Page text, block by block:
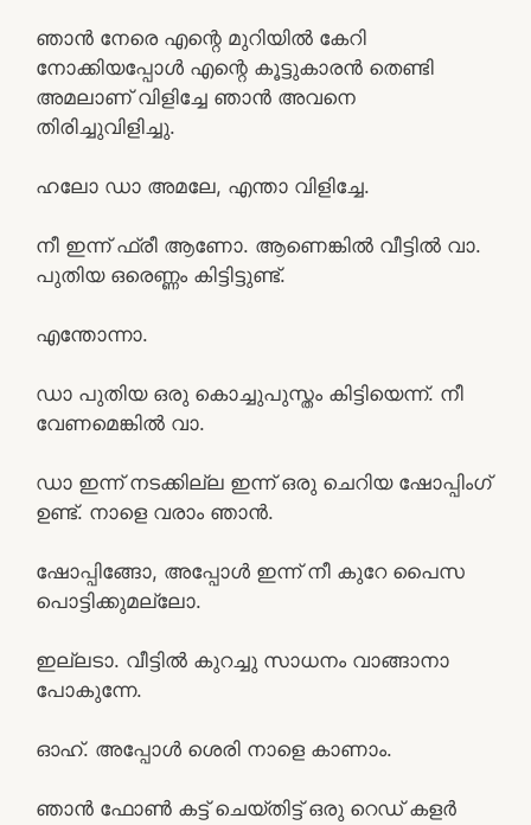
ഞാൻ നേരെ എന്റെ മുറിയിൽ കേറി
നോക്കിയപ്പോൾ എന്റെ കൂട്ടുകാരൻ തെണ്ടി
അമലാണ് വിളിച്ചേ ഞാൻ അവനെ
തിരിച്ചുവിളിച്ചു.
ഹലോ ഡാ അമലേ, എന്താ വിളിച്ചേ.
നീ ഇന്ന് ഫ്രീ ആണോ. ആണെങ്കിൽ വീട്ടിൽ വാ.
പുതിയ ഒരെണ്ണം കിട്ടിട്ടുണ്ട്.
എന്തോന്നാ.
ഡാ പുതിയ ഒരു കൊച്ചുപുസ്തം കിട്ടിയെന്ന്. നീ
വേണമെങ്കിൽ വാ.
ഡാ ഇന്ന് നടക്കില്ല ഇന്ന് ഒരു ചെറിയ ഷോപ്പിംഗ്
ഉണ്ട്. നാളെ വരാം ഞാൻ.
ഷോപ്പിങ്ങോ, അപ്പോൾ ഇന്ന് നീ കുറേ പൈസ
പൊട്ടിക്കുമല്ലോ.
ഇല്ലടാ. വീട്ടിൽ കുറച്ചു സാധനം വാങ്ങാനാ
പോകുന്നേ.
ഓഹ്. അപ്പോൾ ശെരി നാളെ കാണാം.
ഞാൻ ഫോൺ കട്ട്‌ ചെയ്തിട്ട് ഒരു റെഡ് കളർ